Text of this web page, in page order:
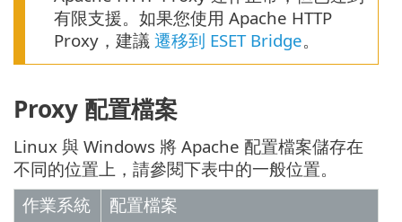
有限支援。如果您使用 Apache HTTP
Proxy，建議 遷移到 ESET Bridge。
Proxy 配置檔案
Linux 與 Windows 將 Apache 配置檔案儲存在
不同的位置上，請參閱下表中的一般位置。
作業系統
配置檔案